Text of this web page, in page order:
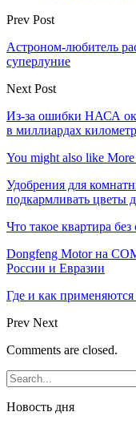
Prev Post
Астроном-любитель
суперлуние
Next Post
Из-за ошибки НАСА
в миллиардах
You might also like
Удобрения для
подкармливать цветы
Что такое квартира
Dongfeng Motor на
России и Евразии
Где и как применяются
Prev Next
Comments are closed.
Новость дня